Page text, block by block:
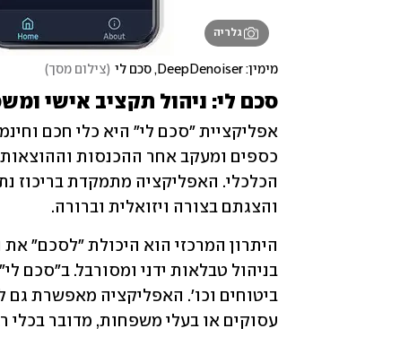
גלריה
מימין: DeepDenoiser, סכם לי (צילום מסך)
סכם לי: ניהול תקציב אישי
והצגתם בצורה ויזואלית וברורה.